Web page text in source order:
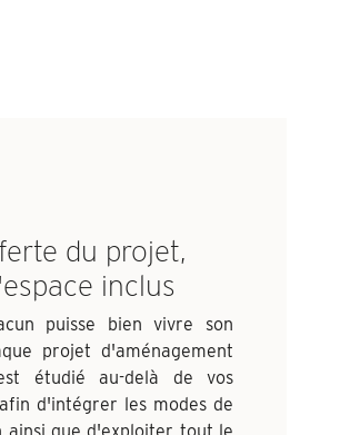
du projet,
inclus
puisse bien vivre son
projet d'aménagement
étudié au-delà de vos
d'intégrer les modes de